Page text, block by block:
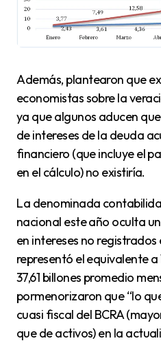
Además, plantearon que existe un debate entre
economistas sobre la
ya que algunos aducen
de intereses de la deuda
financiero (que incluye el
en el cálculo) no existiría.
La denominada contabilidad creativa del Gobierno
nacional este año oculta
en intereses no registrados
representó el equivalente a
37,61 billones promedio
pormenorizaron que “lo
cuasi fiscal del BCRA
que de activos) en la